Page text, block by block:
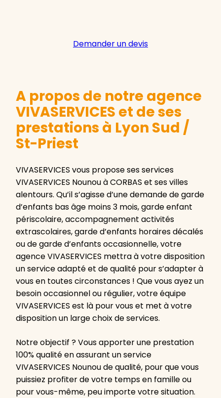
Demander un devis
A propos de notre agence
VIVASERVICES et de ses
prestations à Lyon Sud /
St-Priest
VIVASERVICES vous propose ses services
VIVASERVICES Nounou à CORBAS et ses villes
alentours. Qu’il s’agisse d’une demande de garde
d’enfants bas âge moins 3 mois, garde enfant
périscolaire, accompagnement activités
extrascolaires, garde d’enfants horaires décalés
ou de garde d’enfants occasionnelle, votre
agence VIVASERVICES mettra à votre disposition
un service adapté et de qualité pour s’adapter à
vous en toutes circonstances ! Que vous ayez un
besoin occasionnel ou régulier, votre équipe
VIVASERVICES est là pour vous et met à votre
disposition un large choix de services.
Notre objectif ? Vous apporter une prestation
100% qualité en assurant un service
VIVASERVICES Nounou de qualité, pour que vous
puissiez profiter de votre temps en famille ou
pour vous-même, peu importe votre situation.